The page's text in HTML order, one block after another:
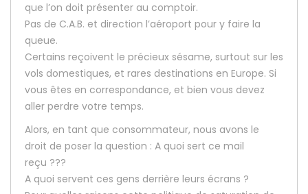
que l’on doit présenter au comptoir.
Pas de C.A.B. et direction l’aéroport pour y faire la
queue.
Certains reçoivent le précieux sésame, surtout sur les
vols domestiques, et rares destinations en Europe. Si
vous êtes en correspondance, et bien vous devez
aller perdre votre temps.
Alors, en tant que consommateur, nous avons le
droit de poser la question : A quoi sert ce mail
reçu ???
A quoi servent ces gens derrière leurs écrans ?